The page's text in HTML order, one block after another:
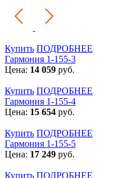
Купить ПОДРОБНЕЕ
Гармония 1-155-3
Цена: 14 059 руб.
Купить ПОДРОБНЕЕ
Гармония 1-155-4
Цена: 15 654 руб.
Купить ПОДРОБНЕЕ
Гармония 1-155-5
Цена: 17 249 руб.
Купить ПОДРОБНЕЕ